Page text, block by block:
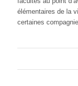
élémentaires de la
certaines